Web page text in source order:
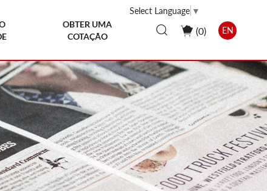
OBTER UMA
COTAÇÃO
Select Language ▼
(0) EN